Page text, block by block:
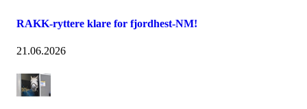
RAKK-ryttere klare for fjordhest-NM!
21.06.2026